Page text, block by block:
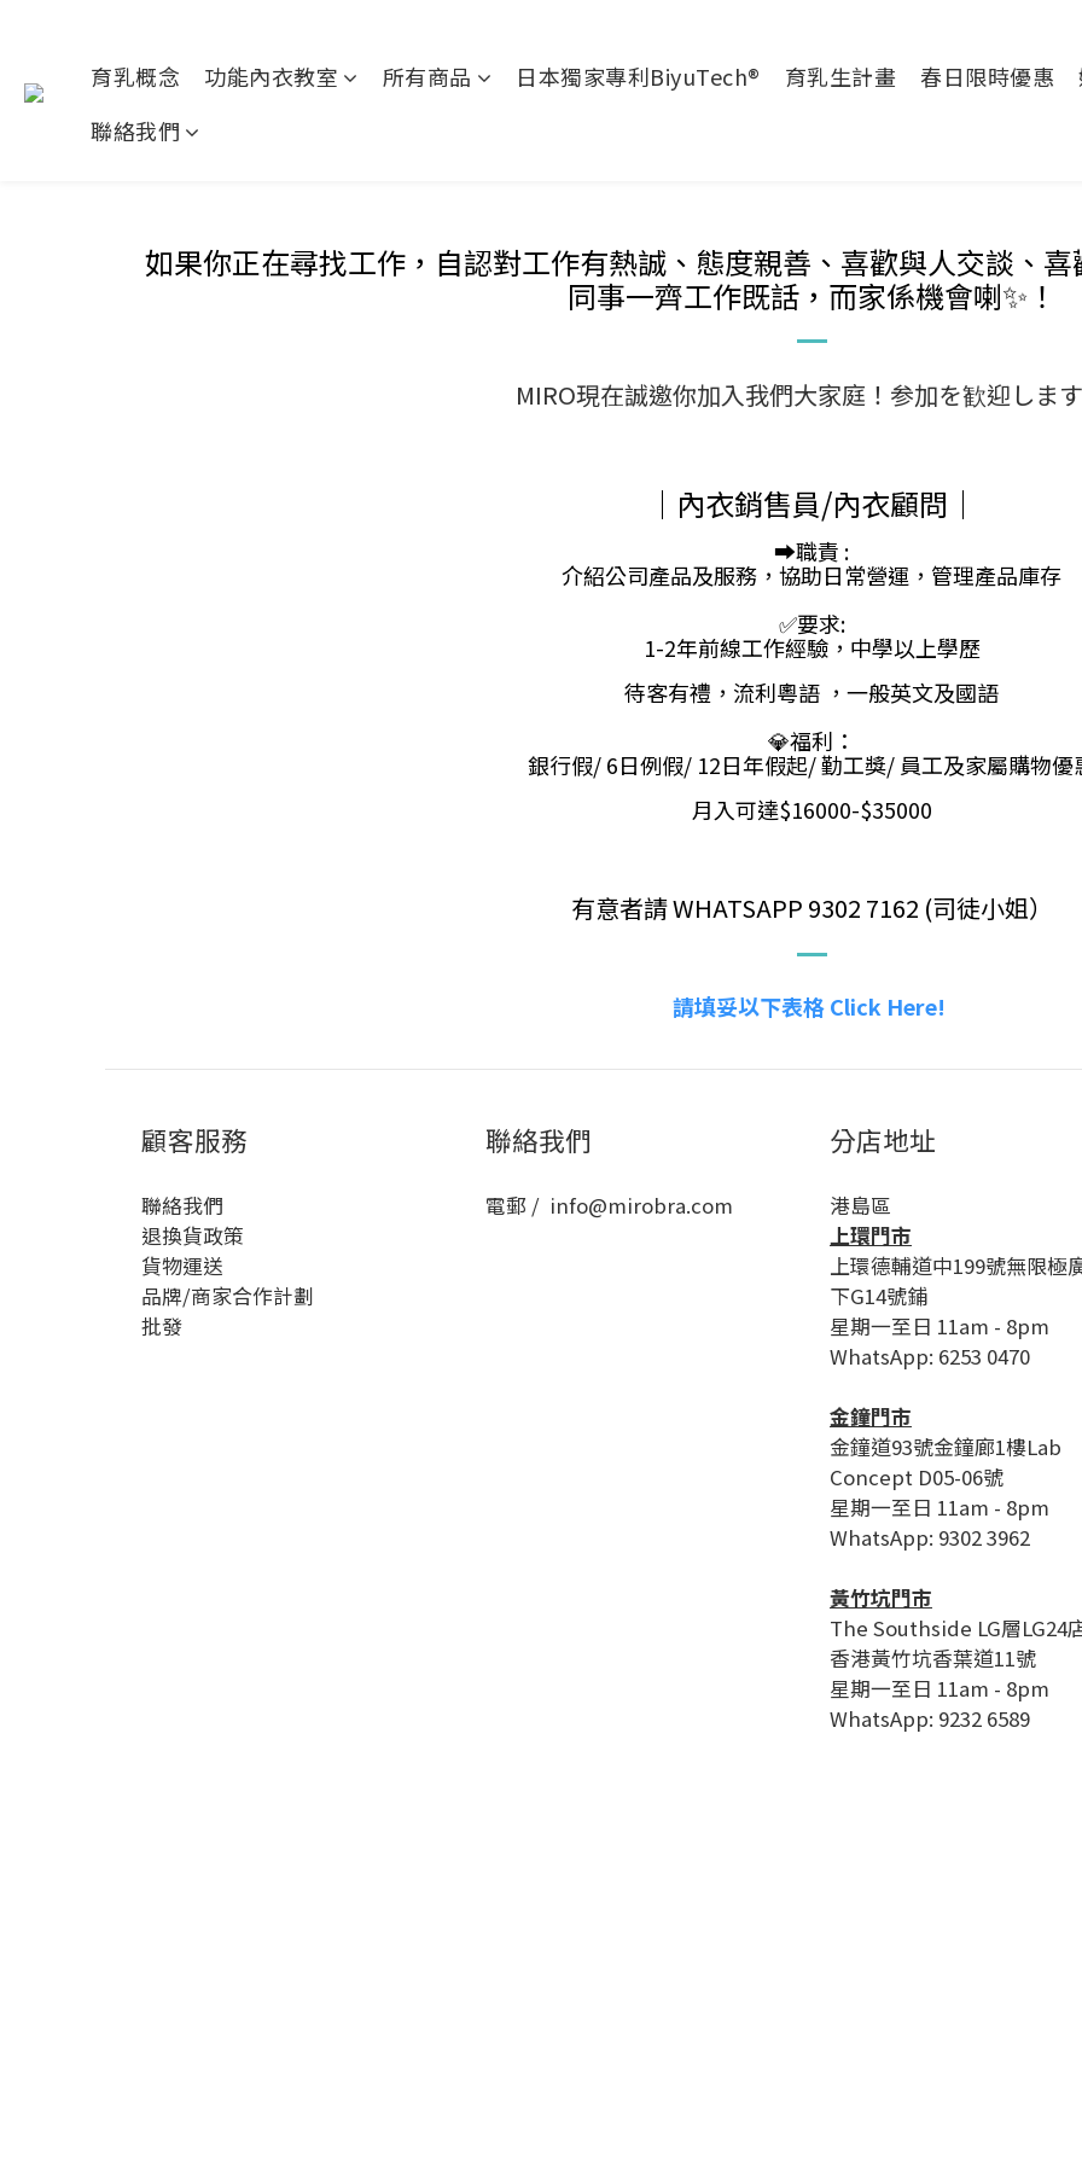
育乳概念 功能內衣教室 所有商品 日本獨家專利BiyuTech® 育乳生計畫 春日限時優惠
聯絡我們
如果你正在尋找工作，自認對工作有熱誠、態度親善、喜歡與人交談、
同事一齊工作既話，而家係機會喇✨ ！
MIRO現在誠邀你加入我們大家庭！参加を歓迎しま
｜內衣銷售員/內衣顧問｜
➡️職責 :
介紹公司產品及服務，協助日常營運，管理產品庫存
✅要求:
1-2年前線工作經驗，中學以上學歷
待客有禮，流利粵語 ，一般英文及國語
💎福利：
銀行假/ 6日例假/ 12日年假起/ 勤工獎/ 員工及家屬購物優
月入可達$16000-$35000
有意者請 WHATSAPP 9302 7162 (司徒小姐）
請填妥以下表格 Click Here!
顧客服務
聯絡我們
退換貨政策
貨物運送
品牌/商家合作計劃
批發
聯絡我們
電郵 / info@mirobra.com
分店地址
港島區
上環門市
上環德輔道中199號無限極
下G14號鋪
星期一至日 11am - 8pm
WhatsApp: 6253 0470
金鐘門市
金鐘道93號金鐘廊1樓Lab
Concept D05-06號
星期一至日 11am - 8pm
WhatsApp: 9302 3962
黃竹坑門市
The Southside LG層LG24
香港黃竹坑香葉道11號
星期一至日 11am - 8pm
WhatsApp: 9232 6589